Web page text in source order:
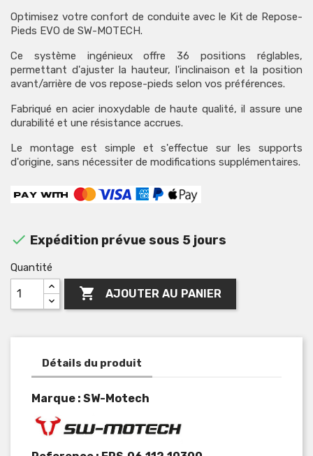
Optimisez votre confort de conduite avec le Kit de Repose-
Pieds EVO de SW-MOTECH.
Ce système ingénieux offre 36 positions réglables,
permettant d'ajuster la hauteur, l'inclinaison et la position
avant/arrière de vos repose-pieds selon vos préférences.
Fabriqué en acier inoxydable de haute qualité, il assure une
durabilité et une résistance accrues.
Le montage est simple et s'effectue sur les supports
d'origine, sans nécessiter de modifications supplémentaires.
 Expédition prévue sous 5 jours
Quantité
 AJOUTER AU PANIER
Détails du produit
Marque : SW-Motech